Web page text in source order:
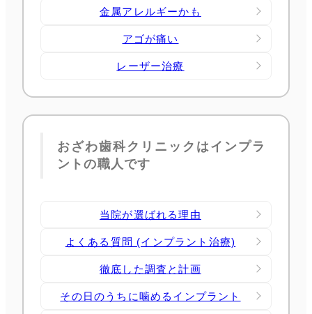
金属アレルギーかも
アゴが痛い
レーザー治療
おざわ歯科クリニックはインプラ
ントの職人です
当院が選ばれる理由
よくある質問 (インプラント治療)
徹底した調査と計画
その日のうちに噛めるインプラント